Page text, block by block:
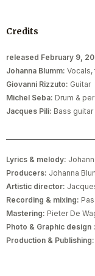
Credits
released February 9,
Johanna Blumm: Vocals,
Giovanni Rizzuto: Guitar
Michel Seba: Drum &
Jacques Pili: Bass guitar
Lyrics & melody:
Producers: Johanna
Artistic director:
Recording & mixing:
Mastering: Pieter De
Photo & Graphic design :
Production & Publishing: